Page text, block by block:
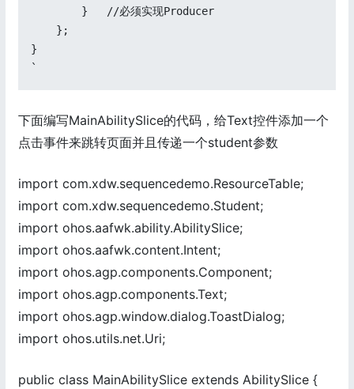
        }   //必须实现Producer
    };
}
`
下面编写MainAbilitySlice的代码，给Text控件添加一个
点击事件来跳转页面并且传递一个student参数
import com.xdw.sequencedemo.ResourceTable;
import com.xdw.sequencedemo.Student;
import ohos.aafwk.ability.AbilitySlice;
import ohos.aafwk.content.Intent;
import ohos.agp.components.Component;
import ohos.agp.components.Text;
import ohos.agp.window.dialog.ToastDialog;
import ohos.utils.net.Uri;
public class MainAbilitySlice extends AbilitySlice {